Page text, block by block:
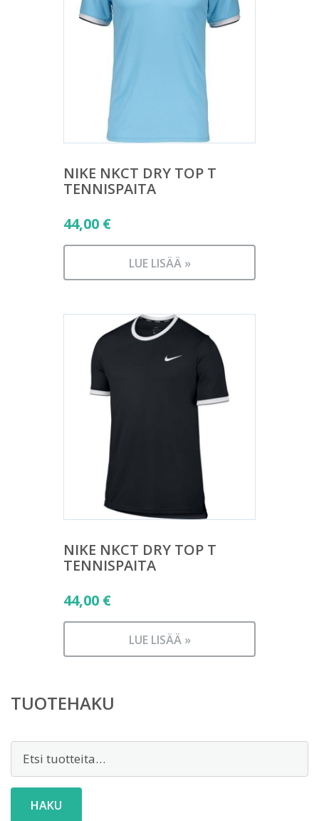
NIKE NKCT DRY TOP T
TENNISPAITA
44,00 €
LUE LISÄÄ »
NIKE NKCT DRY TOP T
TENNISPAITA
44,00 €
LUE LISÄÄ »
TUOTEHAKU
Etsi:
HAKU